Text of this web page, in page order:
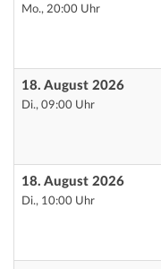
Mo., 20:00 Uhr
18. August 2026
Di., 09:00 Uhr
18. August 2026
Di., 10:00 Uhr